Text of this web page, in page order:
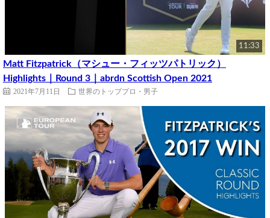
11:33
Matt Fitzpatrick（マシュー・フィッツパトリック）
Highlights｜Round 3｜abrdn Scottish Open 2021
2021年7月11日 世界のトッププロ・男子